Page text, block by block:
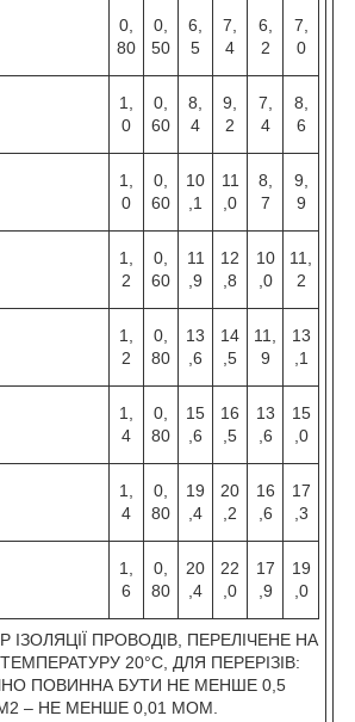
0,
80
0,
50
6,
5
7,
4
6,
2
7,
0
1,
0
0,
60
8,
4
9,
2
7,
4
8,
6
1,
0
0,
60
10
,1
11
,0
8,
7
9,
9
1,
2
0,
60
11
,9
12
,8
10
,0
11,
2
1,
2
0,
80
13
,6
14
,5
11,
9
13
,1
1,
4
0,
80
15
,6
16
,5
13
,6
15
,0
1,
4
0,
80
19
,4
20
,2
16
,6
17
,3
1,
6
0,
80
20
,4
22
,0
17
,9
19
,0
ІЗОЛЯЦІЇ ПРОВОДІВ, ПЕРЕЛІЧЕНЕ НА
20°С, ДЛЯ ПЕРЕРІЗІВ:
ПОВИННА БУТИ НЕ МЕНШЕ 0,5
– НЕ МЕНШЕ 0,01 МОМ.